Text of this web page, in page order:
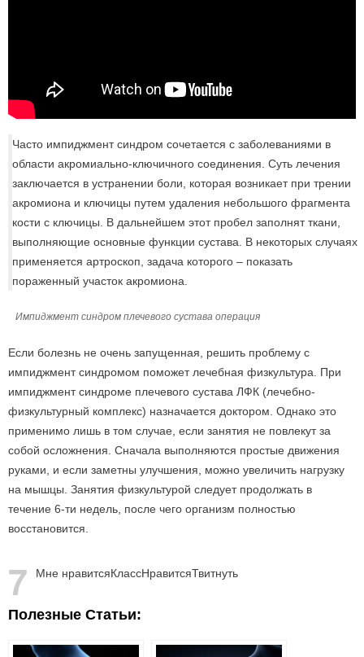
Часто импиджмент синдром сочетается с заболеваниями в
области акромиально-ключичного соединения. Суть лечения
заключается в устранении боли, которая возникает при трении
акромиона и ключицы путем удаления небольшого фрагмента
кости с ключицы. В дальнейшем этот пробел заполнят ткани,
выполняющие основные функции сустава. В некоторых случаях
применяется артроскоп, задача которого – показать
пораженный участок акромиона.
Импиджмент синдром плечевого сустава операция
Если болезнь не очень запущенная, решить проблему с
импиджмент синдромом поможет лечебная физкультура. При
импиджмент синдроме плечевого сустава ЛФК (лечебно-
физкультурный комплекс) назначается доктором. Однако это
применимо лишь в том случае, если занятия не повлекут за
собой осложнения. Сначала выполняются простые движения
руками, и если заметны улучшения, можно увеличить нагрузку
на мышцы. Занятия физкультурой следует продолжать в
течение 6-ти недель, после чего организм полностью
восстановится.
7 Мне нравитсяКлассНравитсяТвитнуть
Полезные Статьи: